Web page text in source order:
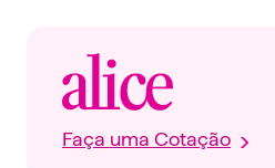
Faça uma Cotação